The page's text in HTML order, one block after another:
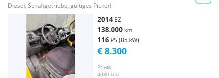
Diesel, Schaltgetriebe, gültiges Pickerl
2014 EZ
138.000 km
116 PS (85 kW)
Privat
4030 Linz
€ 8.300